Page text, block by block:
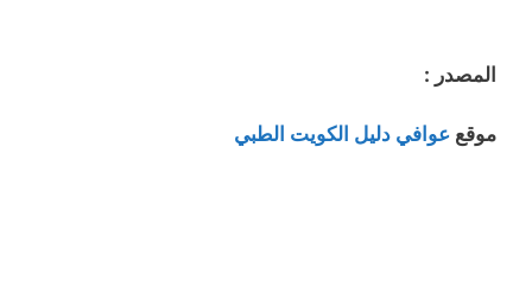
المصدر :
موقع عوافي دليل الكويت الطبي